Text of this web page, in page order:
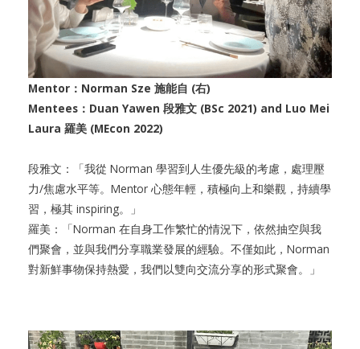
Mentor：Norman Sze 施能自 (右)
Mentees：Duan Yawen 段雅文 (BSc 2021) and Luo Mei
Laura 羅美 (MEcon 2022)
段雅文：「我從 Norman 學習到人生優先級的考慮，處理壓
力/焦慮水平等。Mentor 心態年輕，積極向上和樂觀，持續學
習，極其 inspiring。」
羅美：「Norman 在自身工作繁忙的情況下，依然抽空與我
們聚會，並與我們分享職業發展的經驗。不僅如此，Norman
對新鮮事物保持熱愛，我們以雙向交流分享的形式聚會。」